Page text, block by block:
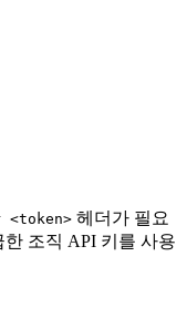
헤더가 필요
한 조직 API 키를 사용